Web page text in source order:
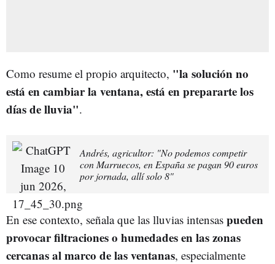
Como resume el propio arquitecto, "la solución no
está en cambiar la ventana, está en prepararte los
días de lluvia".
Andrés, agricultor: "No podemos competir
con Marruecos, en España se pagan 90 euros
por jornada, allí solo 8"
En ese contexto, señala que las lluvias intensas pueden
provocar filtraciones o humedades en las zonas
cercanas al marco de las ventanas, especialmente